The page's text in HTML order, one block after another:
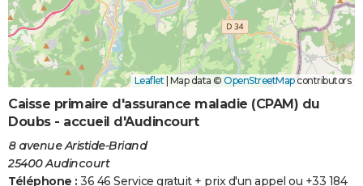
Leaflet Map data © OpenStreetMapcontributors
Caisse primaire d'assurance maladie (CPAM) du
Doubs - accueil d'Audincourt
8 avenue Aristide-Briand
25400 Audincourt
Téléphone : 36 46 Service gratuit + prix d'un appel ou +33 184